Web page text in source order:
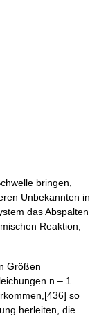
bringen,
Unbekannten in
das Abspalten
Reaktion,
Größen
n – 1
so
herleiten, die